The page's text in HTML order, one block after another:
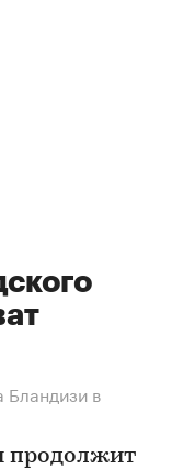
в
продолжит